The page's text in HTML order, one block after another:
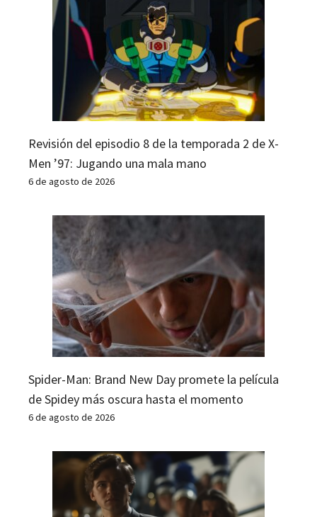
Revisión del episodio 8 de la temporada 2 de X-
Men ’97: Jugando una mala mano
6 de agosto de 2026
Spider-Man: Brand New Day promete la película
de Spidey más oscura hasta el momento
6 de agosto de 2026